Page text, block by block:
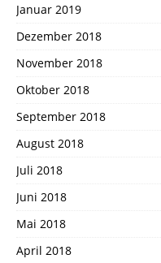
Januar 2019
Dezember 2018
November 2018
Oktober 2018
September 2018
August 2018
Juli 2018
Juni 2018
Mai 2018
April 2018